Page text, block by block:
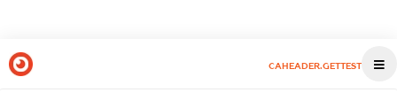
CAHEADER.GETTEST